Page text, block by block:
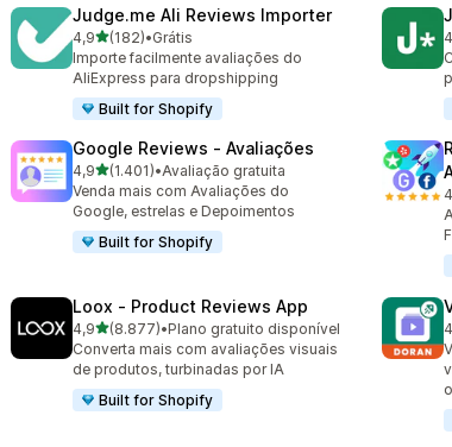
Judge.me Ali Reviews Importer
4,9de 5 estrelas
(182)
182 avaliações ao todo
•Grátis
Importe facilmente avaliações do
AliExpress para dropshipping
Built for Shopify
Google Reviews ‑ Avaliações
4,9de 5 estrelas
(1.401)
1401 avaliações ao todo
•Avaliação gratuita
Venda mais com Avaliações do
Google, estrelas e Depoimentos
Built for Shopify
Loox ‑ Product Reviews App
4,9de 5 estrelas
(8.877)
8877 avaliações ao todo
•Plano gratuito disponível
Converta mais com avaliações visuais
de produtos, turbinadas por IA
Built for Shopify